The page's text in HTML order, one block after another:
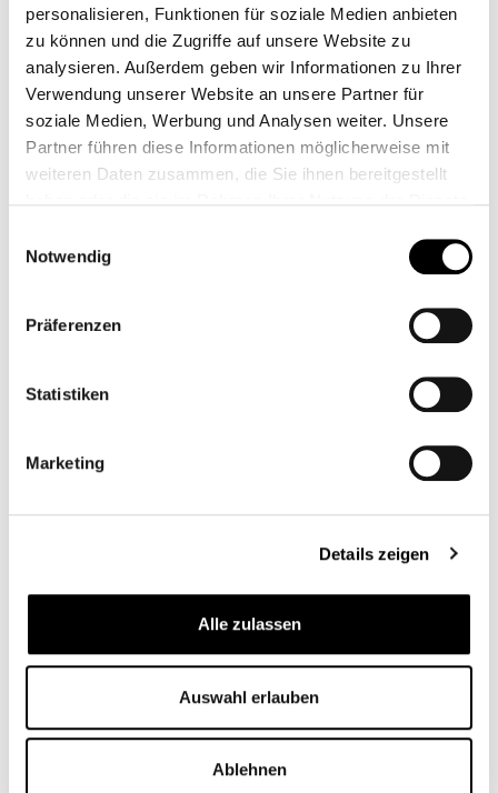
personalisieren, Funktionen für soziale Medien anbieten
zu können und die Zugriffe auf unsere Website zu
analysieren. Außerdem geben wir Informationen zu Ihrer
Verwendung unserer Website an unsere Partner für
soziale Medien, Werbung und Analysen weiter. Unsere
Partner führen diese Informationen möglicherweise mit
weiteren Daten zusammen, die Sie ihnen bereitgestellt
Notwendig
Präferenzen
Statistiken
Marketing
Details zeigen
Alle zulassen
Auswahl erlauben
Ablehnen
TACHO HALTER
BOBBER - SEITLICH
CB12998
Ab49,95 €*
TACHO HALTERUNG
TINY - LC
CB12551M
Ab 49,95 €*
SCHEINWERFER MIT
TACHOAUFNAHME
Ab899,00 €*
CHRONOLOGISCH
24,00 €*